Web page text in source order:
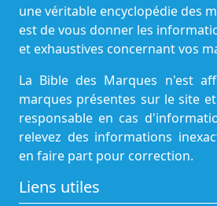
une véritable encyclopédie des
est de vous donner les
et exhaustives concernant vos
La Bible des Marques n'est
marques présentes sur le site
responsable en cas
relevez des informations
en faire part pour correction.
Liens utiles